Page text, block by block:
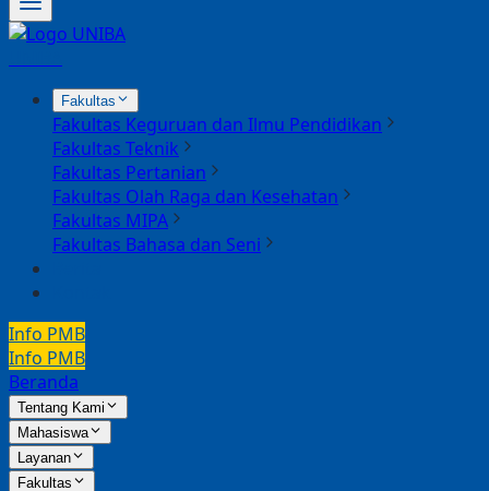
Fakultas
Fakultas Keguruan dan Ilmu Pendidikan
Fakultas Teknik
Fakultas Pertanian
Fakultas Olah Raga dan Kesehatan
Fakultas MIPA
Fakultas Bahasa dan Seni
Info PMB
Info PMB
Beranda
Tentang Kami
Mahasiswa
Layanan
Fakultas